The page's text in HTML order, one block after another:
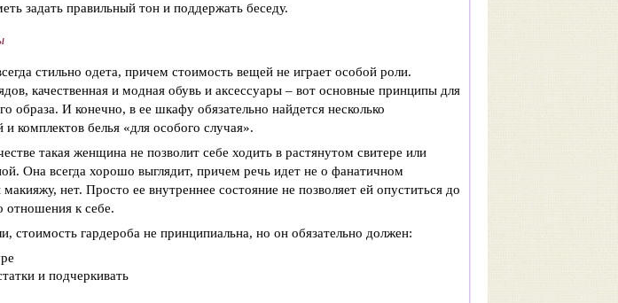
задать правильный тон и поддержать беседу.
стильно одета, причем стоимость вещей не играет особой роли.
качественная и модная обувь и аксессуары – вот основные принципы для
образа. И конечно, в ее шкафу обязательно найдется несколько
комплектов белья «для особого случая».
такая женщина не позволит себе ходить в растянутом свитере или
Она всегда хорошо выглядит, причем речь идет не о фанатичном
нет. Просто ее внутреннее состояние не позволяет ей опуститься до
отношения к себе.
стоимость гардероба не принципиальна, но он обязательно должен:
и подчеркивать